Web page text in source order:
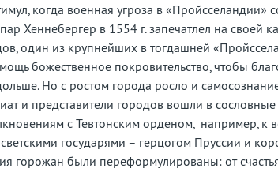
когда военная угроза в «Пройсселандии»
Хеннебергер в 1554 г. запечатлел на своей
один из крупнейших в тогдашней
божественное покровительство, чтобы
Но с ростом города росло и
и представители городов вошли в
с Тевтонским орденом, например, к
государями – герцогом Пруссии и
горожан были переформулированы: от